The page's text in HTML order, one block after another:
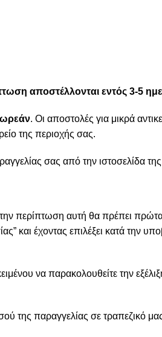
αποστέλλονται εντός 3-5
. Οι αποστολές για μικρά
της περιοχής σας.
σας από την ιστοσελίδα
περίπτωση αυτή θα πρέπει πρώτα
και έχοντας επιλέξει κατά την
να παρακολουθείτε την
της παραγγελίας σε τραπεζικό